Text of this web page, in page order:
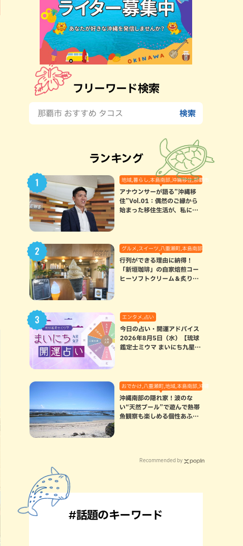
フリーワード検索
ランキング
地域,暮らし,本島南部,沖縄移住,那覇市
アナウンサーが語る”沖縄移
住”Vol.01：偶然のご縁から
始まった移住生活が、私にと
グルメ,スイーツ,八重瀬町,本島南部
行列ができる理由に納得！
「新垣珈琲」の自家焙煎コー
ヒーソフトクリーム＆炙りマ
エンタメ,占い
今日の占い・開運アドバイス
2026年8月5日（水）【琉球
鑑定士ミウマ まいにち九星気
おでかけ,八重瀬町,地域,本島南部,沖縄の海,自然
沖縄南部の隠れ家！波のな
い“天然プール”で遊んで熱帯
魚観察も楽しめる個性あふれ
Recommended by
#話題のキーワード